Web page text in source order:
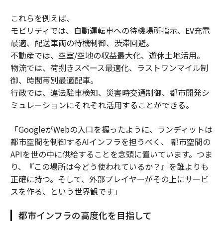
これらを例えば、
モビリティでは、自動運転車への待機場所指示、EV充電
最適、配送車両の待機制御、渋滞回避。
不動産では、空室/空地の収益最大化、遊休土地活用。
物流では、荷捌きスペース最適化、ラストワンマイル制
御、時間帯別最適配車。
行政では、違法駐車検知、災害時交通制御、都市開発シ
ミュレーションにそれぞれ活用することができる。
「GoogleがWebの入口を握ったように、ランディットは
都市空間を制御するAIインフラを担うべく、 都市空間の
APIを世の中に供給することを念頭に置いています。つま
り、『この場所は今どう使われているか？』を誰よりも
正確に持つ。そして、外部プレイヤーがその上にサービ
スを作る、という世界観です」
都市インフラの高度化を目指して